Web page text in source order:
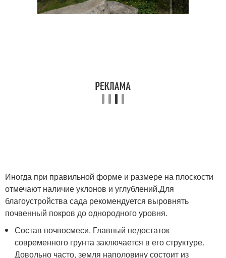
Иногда при правильной форме и размере на плоскости
отмечают наличие уклонов и углублений.Для
благоустройства сада рекомендуется выровнять
почвенный покров до однородного уровня.
Состав почвосмеси. Главный недостаток
современного грунта заключается в его структуре.
Довольно часто, земля наполовину состоит из